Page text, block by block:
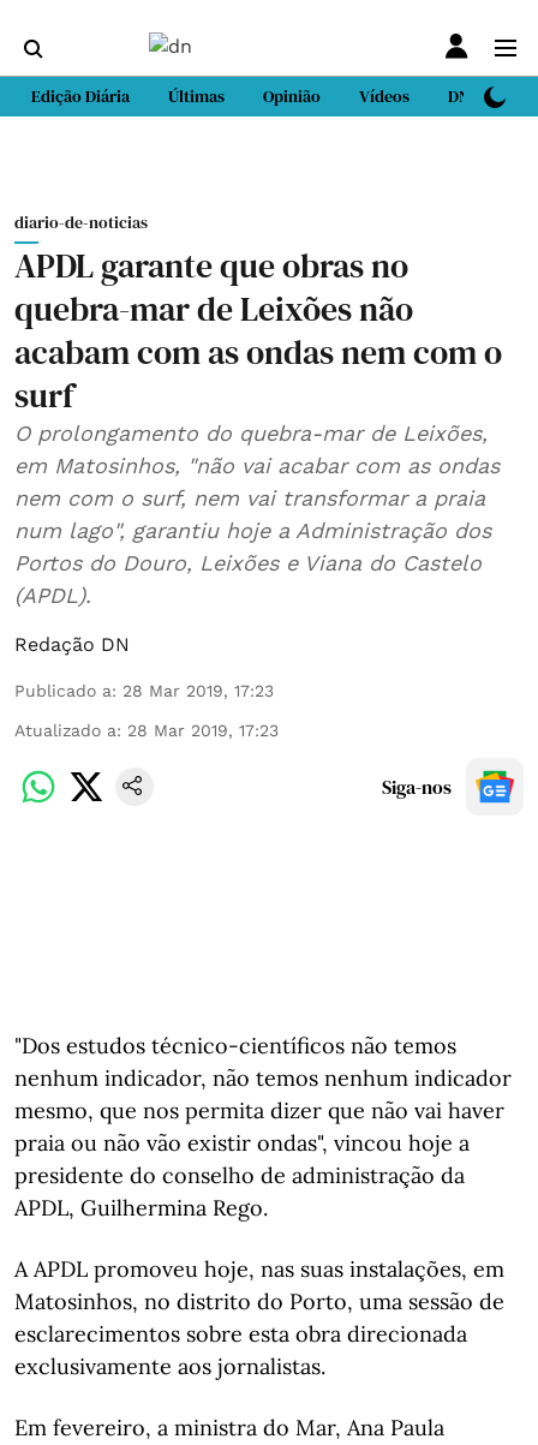
Edição Diária Últimas Opinião Vídeos DN Sport
diario-de-noticias
APDL garante que obras no
quebra-mar de Leixões não
acabam com as ondas nem com o
surf
O prolongamento do quebra-mar de Leixões,
em Matosinhos, "não vai acabar com as ondas
nem com o surf, nem vai transformar a praia
num lago", garantiu hoje a Administração dos
Portos do Douro, Leixões e Viana do Castelo
(APDL).
Redação DN
Publicado a: 28 Mar 2019, 17:23
Atualizado a: 28 Mar 2019, 17:23
Siga-nos
"Dos estudos técnico-científicos não temos
nenhum indicador, não temos nenhum indicador
mesmo, que nos permita dizer que não vai haver
praia ou não vão existir ondas", vincou hoje a
presidente do conselho de administração da
APDL, Guilhermina Rego.
A APDL promoveu hoje, nas suas instalações, em
Matosinhos, no distrito do Porto, uma sessão de
esclarecimentos sobre esta obra direcionada
exclusivamente aos jornalistas.
Em fevereiro, a ministra do Mar, Ana Paula